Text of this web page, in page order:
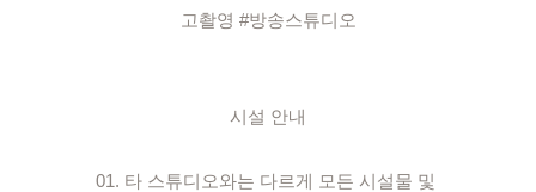
고촬영 #방송스튜디오
시설 안내
01. 타 스튜디오와는 다르게 모든 시설물 및